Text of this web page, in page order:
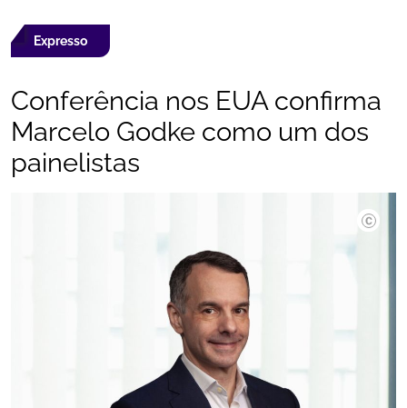
Expresso
Conferência nos EUA confirma
Marcelo Godke como um dos
painelistas